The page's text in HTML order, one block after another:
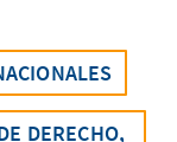
DERECHO,